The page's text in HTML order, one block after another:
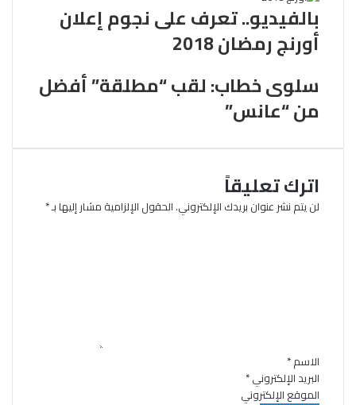
بالفيديو.. تعرف على نجوم إعلان
أورنج رمضان 2018
سلوى خطاب: لقب “مطلقة” أفضل
من “عانس”
اترك تعليقاً
لن يتم نشر عنوان بريدك الإلكتروني.الحقول الإلزامية مشار إليها بـ*
الاسم*
البريد الإلكتروني*
الموقع الإلكتروني